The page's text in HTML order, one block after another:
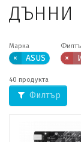
ДЪННИ
Марка
× ASUS ×
40 продукта
Филтър